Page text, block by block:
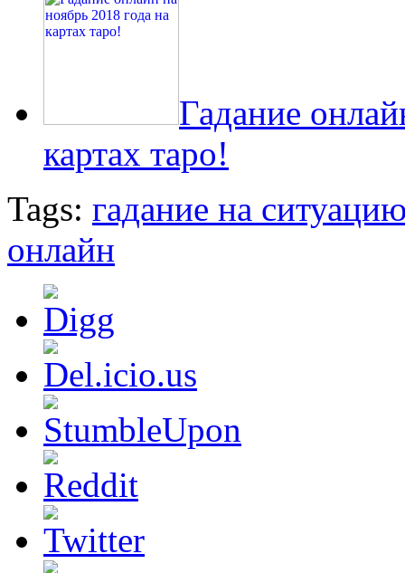
Гадание
картах таро!
Tags: гадание на
онлайн